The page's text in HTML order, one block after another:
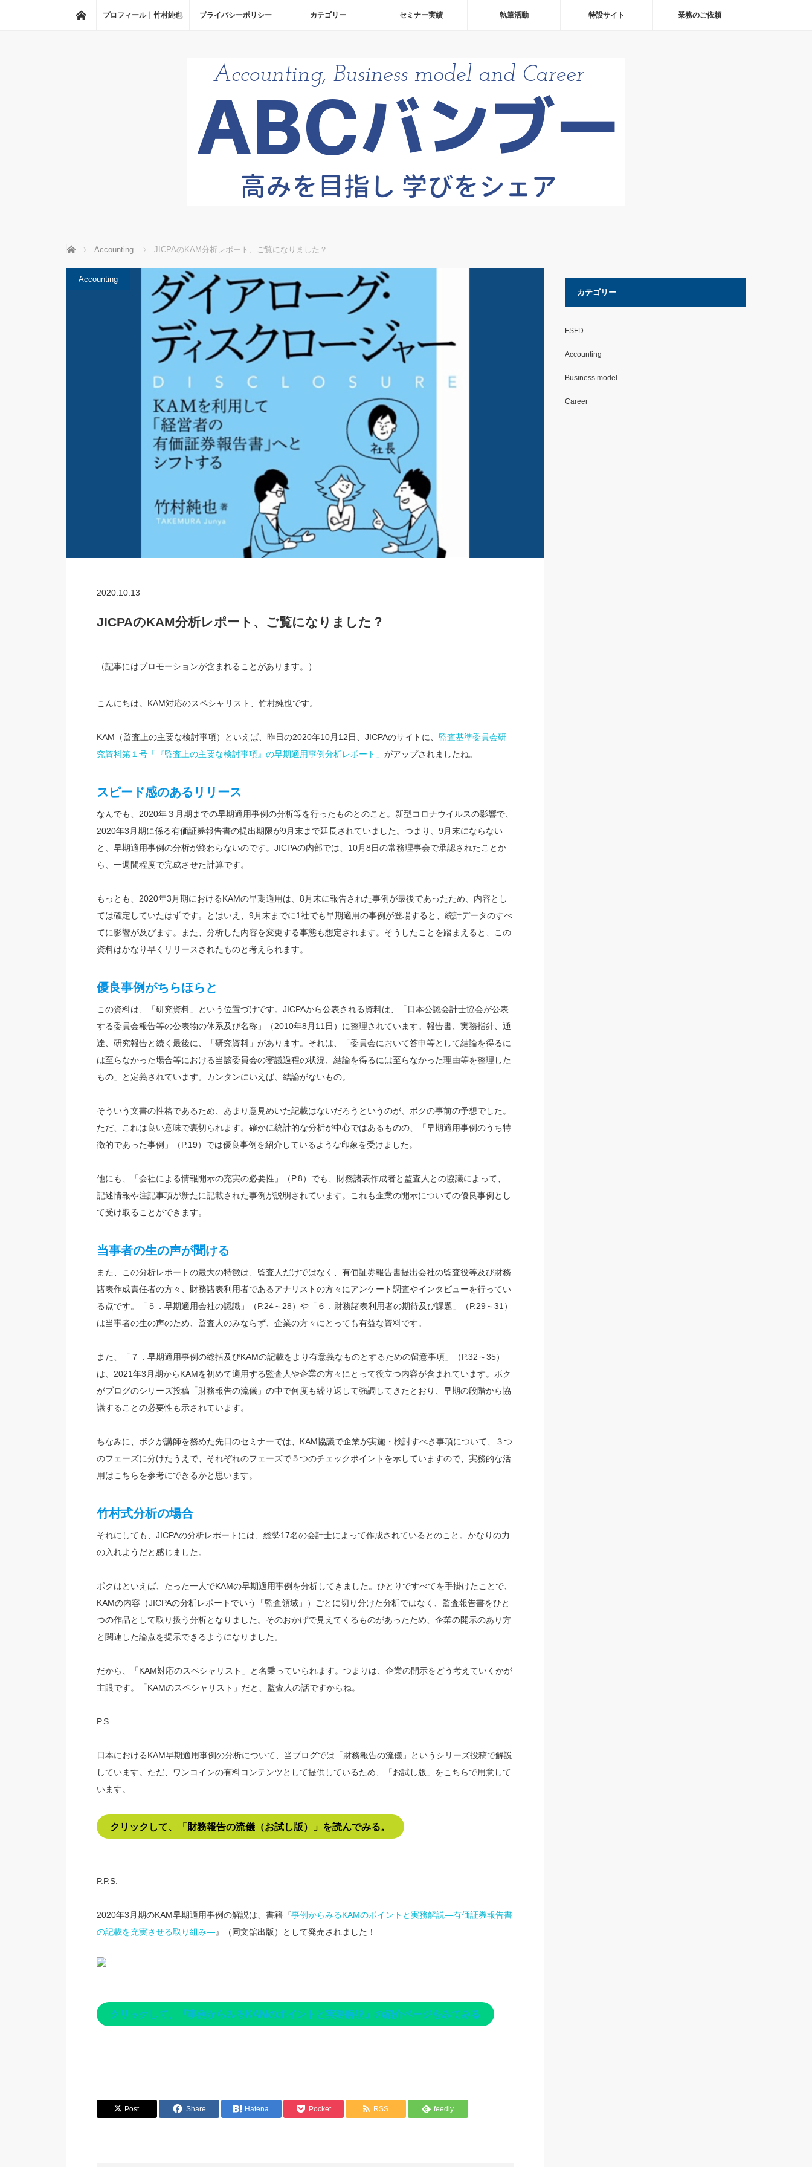
ホーム
プロフィール｜竹村純也 プライバシーポリシー カテゴリー セミナー実績 執筆活動 特設サイト 業務のご依頼
ホーム Accounting JICPAのKAM分析レポート、ご覧になりました？
Accounting
2020.10.13
JICPAのKAM分析レポート、ご覧になりました？
（記事にはプロモーションが含まれることがあります。）
こんにちは。KAM対応のスペシャリスト、竹村純也です。
KAM（監査上の主要な検討事項）といえば、昨日の2020年10月12日、JICPAのサイトに、 監査基準委員会研
究資料第１号「『監査上の主要な検討事項』の早期適用事例分析レポート」 がアップされましたね。
スピード感のあるリリース
なんでも、2020年３月期までの早期適用事例の分析等を行ったものとのこと。新型コロナウイルスの影響で、
2020年3月期に係る有価証券報告書の提出期限が9月末まで延長されていました。つまり、9月末にならない
と、早期適用事例の分析が終わらないのです。JICPAの内部では、10月8日の常務理事会で承認されたことか
ら、一週間程度で完成させた計算です。
もっとも、2020年3月期におけるKAMの早期適用は、8月末に報告された事例が最後であったため、内容とし
ては確定していたはずです。とはいえ、9月末までに1社でも早期適用の事例が登場すると、統計データのすべ
てに影響が及びます。また、分析した内容を変更する事態も想定されます。そうしたことを踏まえると、この
資料はかなり早くリリースされたものと考えられます。
優良事例がちらほらと
この資料は、「研究資料」という位置づけです。JICPAから公表される資料は、「日本公認会計士協会が公表
する委員会報告等の公表物の体系及び名称」（2010年8月11日）に整理されています。報告書、実務指針、通
達、研究報告と続く最後に、「研究資料」があります。それは、「委員会において答申等として結論を得るに
は至らなかった場合等における当該委員会の審議過程の状況、結論を得るには至らなかった理由等を整理した
もの」と定義されています。カンタンにいえば、結論がないもの。
そういう文書の性格であるため、あまり意見めいた記載はないだろうというのが、ボクの事前の予想でした。
ただ、これは良い意味で裏切られます。確かに統計的な分析が中心ではあるものの、「早期適用事例のうち特
徴的であった事例」（P.19）では優良事例を紹介しているような印象を受けました。
他にも、「会社による情報開示の充実の必要性」（P.8）でも、財務諸表作成者と監査人との協議によって、
記述情報や注記事項が新たに記載された事例が説明されています。これも企業の開示についての優良事例とし
て受け取ることができます。
当事者の生の声が聞ける
また、この分析レポートの最大の特徴は、監査人だけではなく、有価証券報告書提出会社の監査役等及び財務
諸表作成責任者の方々、財務諸表利用者であるアナリストの方々にアンケート調査やインタビューを行ってい
る点です。「５．早期適用会社の認識」（P.24～28）や「６．財務諸表利用者の期待及び課題」（P.29～31）
は当事者の生の声のため、監査人のみならず、企業の方々にとっても有益な資料です。
また、「７．早期適用事例の総括及びKAMの記載をより有意義なものとするための留意事項」（P.32～35）
は、2021年3月期からKAMを初めて適用する監査人や企業の方々にとって役立つ内容が含まれています。ボク
がブログのシリーズ投稿「財務報告の流儀」の中で何度も繰り返して強調してきたとおり、早期の段階から協
議することの必要性も示されています。
ちなみに、ボクが講師を務めた先日のセミナーでは、KAM協議で企業が実施・検討すべき事項について、３つ
のフェーズに分けたうえで、それぞれのフェーズで５つのチェックポイントを示していますので、実務的な活
用はこちらを参考にできるかと思います。
竹村式分析の場合
それにしても、JICPAの分析レポートには、総勢17名の会計士によって作成されているとのこと。かなりの力
の入れようだと感じました。
ボクはといえば、たった一人でKAMの早期適用事例を分析してきました。ひとりですべてを手掛けたことで、
KAMの内容（JICPAの分析レポートでいう「監査領域」）ごとに切り分けた分析ではなく、監査報告書をひと
つの作品として取り扱う分析となりました。そのおかげで見えてくるものがあったため、企業の開示のあり方
と関連した論点を提示できるようになりました。
だから、「KAM対応のスペシャリスト」と名乗っていられます。つまりは、企業の開示をどう考えていくかが
主眼です。「KAMのスペシャリスト」だと、監査人の話ですからね。
P.S.
日本におけるKAM早期適用事例の分析について、当ブログでは「財務報告の流儀」というシリーズ投稿で解説
しています。ただ、ワンコインの有料コンテンツとして提供しているため、「お試し版」をこちらで用意して
います。
クリックして、「財務報告の流儀（お試し版）」を読んでみる。
P.P.S.
2020年3月期のKAM早期適用事例の解説は、書籍『事例からみるKAMのポイントと実務解説―有価証券報告書
の記載を充実させる取り組み―』（同文舘出版）として発売されました！
クリックして、『事例からみるKAMのポイントと実務解説』の紹介ページをみてみる
Post Share Hatena Pocket RSS feedly
カテゴリー
FSFD
Accounting
Business model
Career